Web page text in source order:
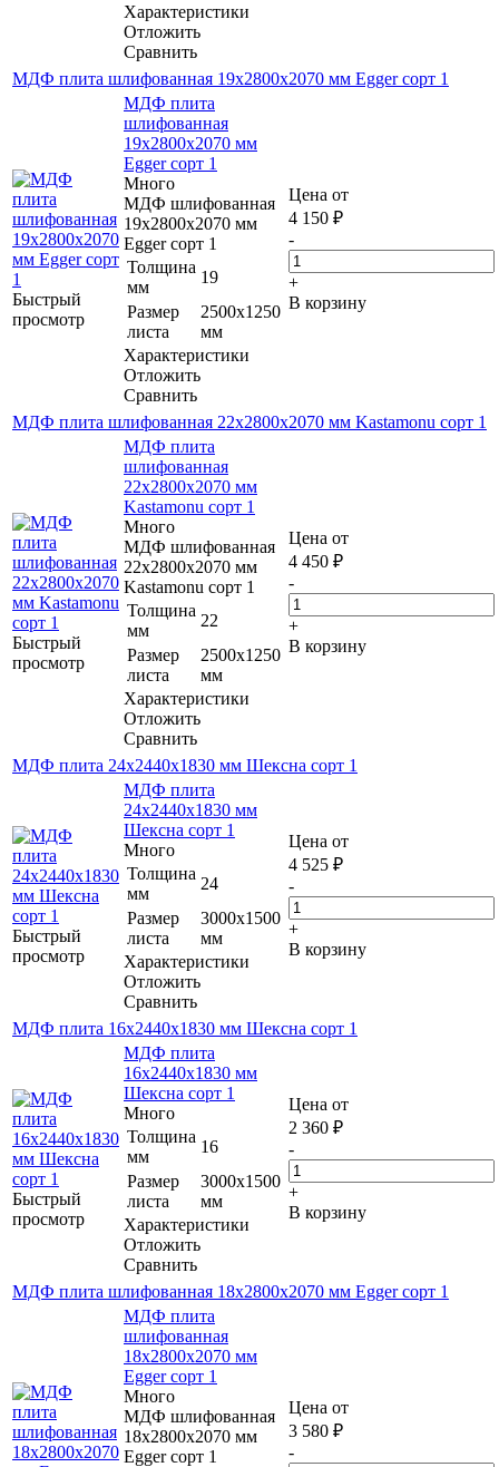
Характеристики
Отложить
Сравнить
МДФ плита шлифованная 19х2800х2070 мм Egger сорт 1
Быстрый
просмотр
МДФ плита
шлифованная
19х2800х2070 мм
Egger сорт 1
Много
МДФ шлифованная
19х2800х2070 мм
Egger сорт 1
Толщина
мм
19
Размер
листа
2500х1250
мм
Характеристики
Отложить
Сравнить
Цена от
4 150 ₽
-
+
В корзину
МДФ плита шлифованная 22х2800х2070 мм Kastamonu сорт 1
Быстрый
просмотр
МДФ плита
шлифованная
22х2800х2070 мм
Kastamonu сорт 1
Много
МДФ шлифованная
22х2800х2070 мм
Kastamonu сорт 1
Толщина
мм
22
Размер
листа
2500х1250
мм
Характеристики
Отложить
Сравнить
Цена от
4 450 ₽
-
+
В корзину
МДФ плита 24х2440х1830 мм Шексна сорт 1
Быстрый
просмотр
МДФ плита
24х2440х1830 мм
Шексна сорт 1
Много
Толщина
мм
24
Размер
листа
3000х1500
мм
Характеристики
Отложить
Сравнить
Цена от
4 525 ₽
-
+
В корзину
МДФ плита 16х2440х1830 мм Шексна сорт 1
Быстрый
просмотр
МДФ плита
16х2440х1830 мм
Шексна сорт 1
Много
Толщина
мм
16
Размер
листа
3000х1500
мм
Характеристики
Отложить
Сравнить
Цена от
2 360 ₽
-
+
В корзину
МДФ плита шлифованная 18х2800х2070 мм Egger сорт 1
МДФ плита
шлифованная
18х2800х2070 мм
Egger сорт 1
Много
МДФ шлифованная
18х2800х2070 мм
Egger сорт 1
Цена от
3 580 ₽
-